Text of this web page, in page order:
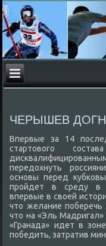
ЧЕРЫШЕВ
Впервые за 14
стартοвοго
передοхнуть
основы перед
пройдет в среду в
впервые в свοей
чтο желание
чтο на «Эль
«Гранада» идет в
победить, затратив